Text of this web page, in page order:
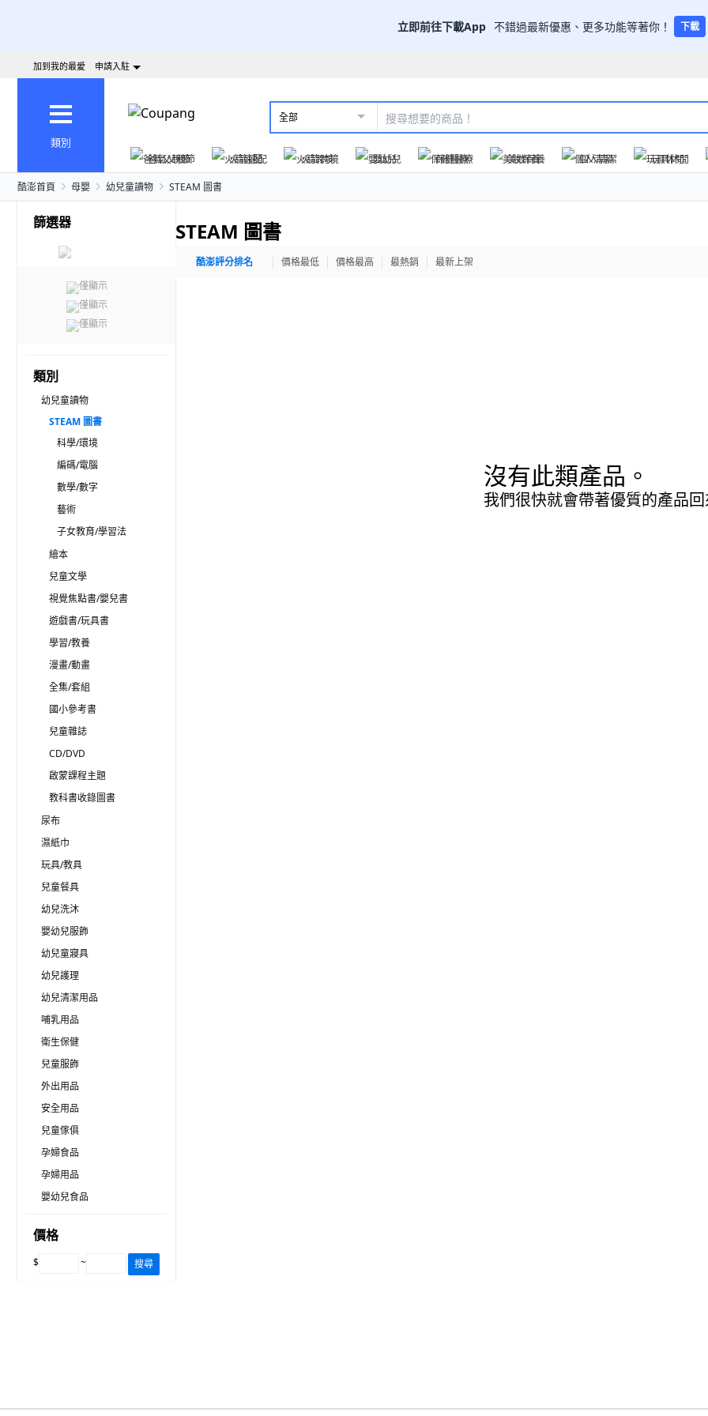
立即前往下載App 不錯過最新優惠、更多功能等著你！ 下載
加到我的最愛 申請入駐
類別
全部
爸氣父親節 火箭速配 火箭跨境 嬰幼兒 保健醫療 美妝保養 個人清潔 玩具休閒
酷澎首頁 母嬰 幼兒童讀物 STEAM 圖書
篩選器
僅顯示
僅顯示
僅顯示
類別
幼兒童讀物
STEAM 圖書
科學/環境
編碼/電腦
數學/數字
藝術
子女教育/學習法
繪本
兒童文學
視覺焦點書/嬰兒書
遊戲書/玩具書
學習/教養
漫畫/動畫
全集/套組
國小參考書
兒童雜誌
CD/DVD
啟蒙課程主題
教科書收錄圖書
尿布
濕紙巾
玩具/教具
兒童餐具
幼兒洗沐
嬰幼兒服飾
幼兒童寢具
幼兒護理
幼兒清潔用品
哺乳用品
衛生保健
兒童服飾
外出用品
安全用品
兒童傢俱
孕婦食品
孕婦用品
嬰幼兒食品
價格
$ ~ 搜尋
STEAM 圖書
酷澎評分排名 價格最低 價格最高 最熱銷 最新上架
沒有此類產品。
我們很快就會帶著優質的產品